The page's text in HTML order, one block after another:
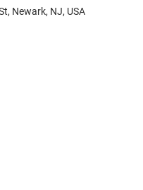
Newark, NJ, USA